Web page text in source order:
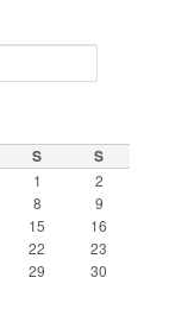
S S
1
2
8
9
15
16
22
23
29
30